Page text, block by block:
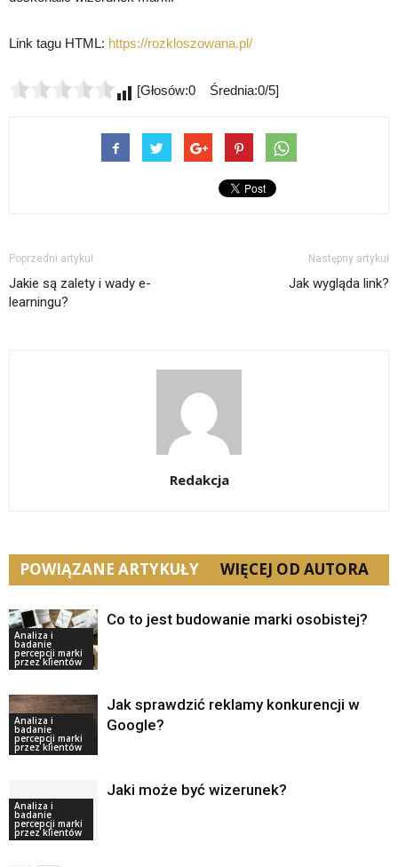
Link tagu HTML: https://rozkloszowana.pl/
[Głosów:0 Średnia:0/5]
Poprzedni artykuł
Jakie są zalety i wady e-
learningu?
Następny artykuł
Jak wygląda link?
Redakcja
POWIĄZANE ARTYKUŁY WIĘCEJ OD AUTORA
Analiza i
badanie
percepcji marki
przez klientów
Co to jest budowanie marki osobistej?
Analiza i
badanie
percepcji marki
przez klientów
Jak sprawdzić reklamy konkurencji w
Google?
Analiza i
badanie
percepcji marki
przez klientów
Jaki może być wizerunek?